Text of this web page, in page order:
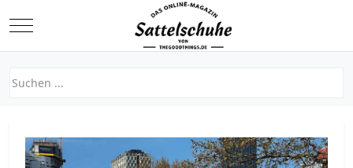
Mobile Menu Toggle